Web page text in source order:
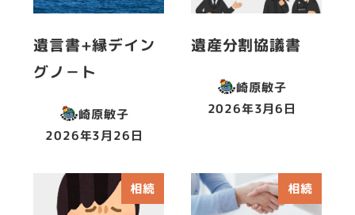
遺言書+縁デイン
グノ－ト
崎原敏子
投稿日
2026年3月26日
遺産分割協議書
崎原敏子
投稿日
2026年3月6日
相続 相続